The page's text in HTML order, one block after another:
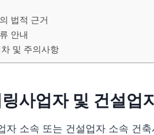
법적 근거
안내
및 주의사항
사업자 및 건설업
자 소속 또는 건설업자 소속 건